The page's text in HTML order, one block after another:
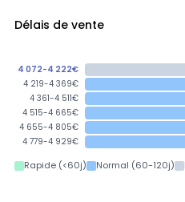
Délais de vente
4 072-4 222€
4 219-4 369€
4 361-4 511€
4 515-4 665€
4 655-4 805€
4 779-4 929€
Rapide (<60j) Normal (60-120j)